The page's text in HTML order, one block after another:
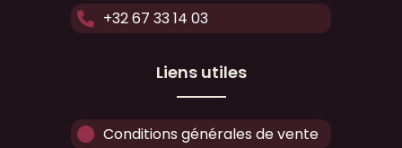
+32 67 33 14 03
Liens utiles
Conditions générales de vente